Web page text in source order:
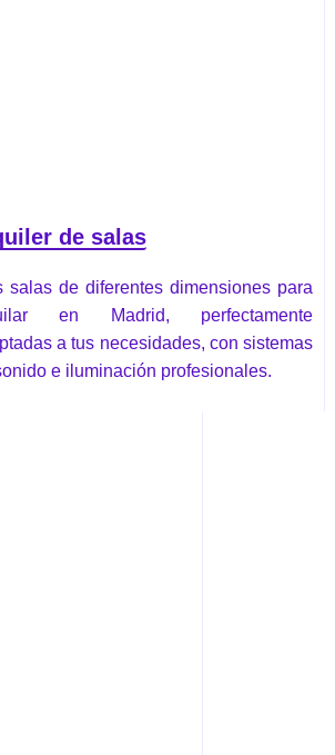
de salas
salas de diferentes dimensiones para
en Madrid, perfectamente
a tus necesidades, con sistemas
e iluminación profesionales.